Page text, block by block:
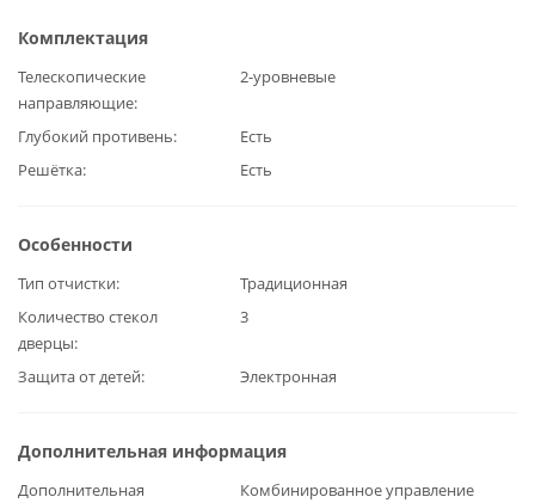
Комплектация
Телескопические
направляющие
2-уровневые
Глубокий противень
Есть
Решётка
Есть
Особенности
Тип отчистки
Традиционная
Количество стекол
дверцы
3
Защита от детей Электронная
Дополнительная информация
Дополнительная
Комбинированное управление